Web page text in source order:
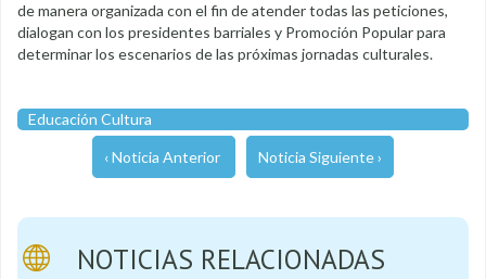
de manera organizada con el fin de atender todas las peticiones,
dialogan con los presidentes barriales y Promoción Popular para
determinar los escenarios de las próximas jornadas culturales.
Educación Cultura
‹ Noticia Anterior Noticia Siguiente ›
NOTICIAS RELACIONADAS